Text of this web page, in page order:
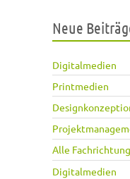
Neue
Digitalmedien
Printmedien
Alle
Digitalmedien